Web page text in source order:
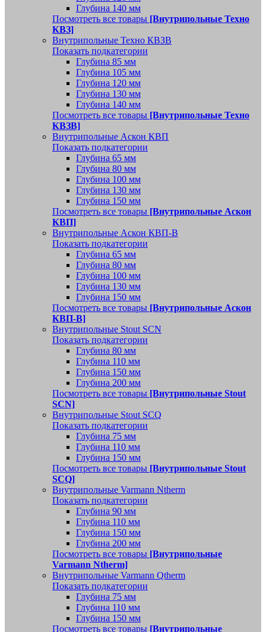
Глубина 140 мм
Посмотреть все товары [Внутрипольные Техно
КВЗ]
Внутрипольные Техно КВЗВ
Показать подкатегории
Глубина 85 мм
Глубина 105 мм
Глубина 120 мм
Глубина 130 мм
Глубина 140 мм
Посмотреть все товары [Внутрипольные Техно
КВЗВ]
Внутрипольные Аскон КВП
Показать подкатегории
Глубина 65 мм
Глубина 80 мм
Глубина 100 мм
Глубина 130 мм
Глубина 150 мм
Посмотреть все товары [Внутрипольные Аскон
КВП]
Внутрипольные Аскон КВП-В
Показать подкатегории
Глубина 65 мм
Глубина 80 мм
Глубина 100 мм
Глубина 130 мм
Глубина 150 мм
Посмотреть все товары [Внутрипольные Аскон
КВП-В]
Внутрипольные Stout SCN
Показать подкатегории
Глубина 80 мм
Глубина 110 мм
Глубина 150 мм
Глубина 200 мм
Посмотреть все товары [Внутрипольные Stout
SCN]
Внутрипольные Stout SCQ
Показать подкатегории
Глубина 75 мм
Глубина 110 мм
Глубина 150 мм
Посмотреть все товары [Внутрипольные Stout
SCQ]
Внутрипольные Varmann Ntherm
Показать подкатегории
Глубина 90 мм
Глубина 110 мм
Глубина 150 мм
Глубина 200 мм
Посмотреть все товары [Внутрипольные
Varmann Ntherm]
Внутрипольные Varmann Qtherm
Показать подкатегории
Глубина 75 мм
Глубина 110 мм
Глубина 150 мм
Посмотреть все товары [Внутрипольные